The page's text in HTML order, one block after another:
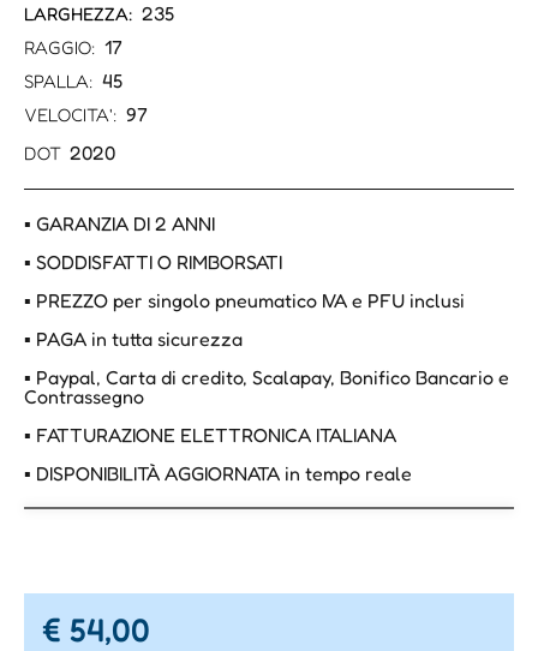
LARGHEZZA: 235
RAGGIO: 17
SPALLA: 45
VELOCITA': 97
DOT 2020
▪ GARANZIA DI 2 ANNI
▪ SODDISFATTI O RIMBORSATI
▪ PREZZO per singolo pneumatico IVA e PFU inclusi
▪ PAGA in tutta sicurezza
▪ Paypal, Carta di credito, Scalapay, Bonifico Bancario e
Contrassegno
▪ FATTURAZIONE ELETTRONICA ITALIANA
▪ DISPONIBILITÀ AGGIORNATA in tempo reale
€ 54,00